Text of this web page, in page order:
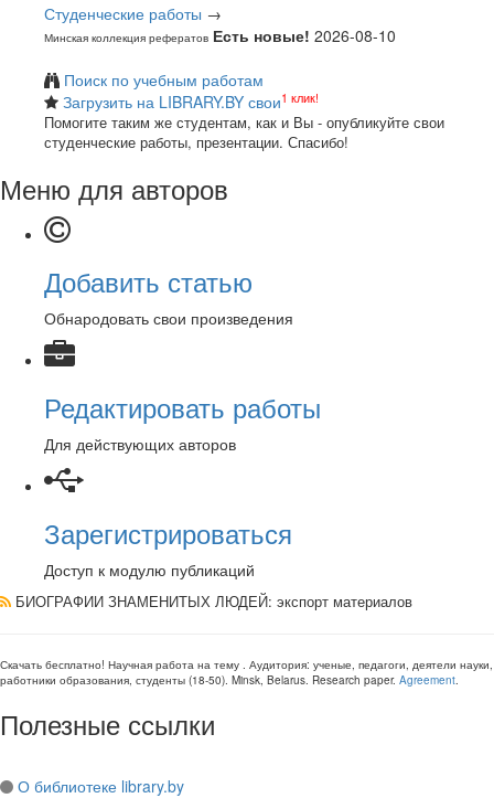
Студенческие работы →
Минская коллекция рефератов Есть новые! 2026-08-10
Поиск по учебным работам
Загрузить на LIBRARY.BY свои1 клик!
Помогите таким же студентам, как и Вы - опубликуйте свои
студенческие работы, презентации. Спасибо!
Меню для авторов
Добавить статью
Обнародовать свои произведения
Редактировать работы
Для действующих авторов
Зарегистрироваться
Доступ к модулю публикаций
БИОГРАФИИ ЗНАМЕНИТЫХ ЛЮДЕЙ: экспорт материалов
Скачать бесплатно! Научная работа на тему . Аудитория: ученые, педагоги, деятели науки,
работники образования, студенты (18-50). Minsk, Belarus. Research paper. Agreement.
Полезные ссылки
О библиотеке library.by